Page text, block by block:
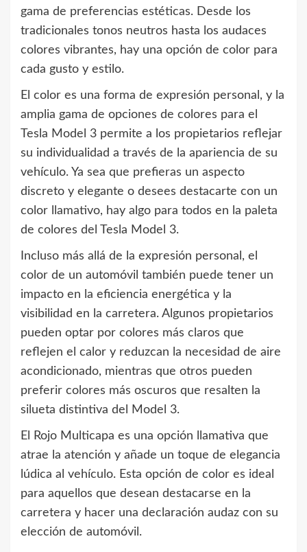
gama de preferencias estéticas. Desde los
tradicionales tonos neutros hasta los audaces
colores vibrantes, hay una opción de color para
cada gusto y estilo.
El color es una forma de expresión personal, y la
amplia gama de opciones de colores para el
Tesla Model 3 permite a los propietarios reflejar
su individualidad a través de la apariencia de su
vehículo. Ya sea que prefieras un aspecto
discreto y elegante o desees destacarte con un
color llamativo, hay algo para todos en la paleta
de colores del Tesla Model 3.
Incluso más allá de la expresión personal, el
color de un automóvil también puede tener un
impacto en la eficiencia energética y la
visibilidad en la carretera. Algunos propietarios
pueden optar por colores más claros que
reflejen el calor y reduzcan la necesidad de aire
acondicionado, mientras que otros pueden
preferir colores más oscuros que resalten la
silueta distintiva del Model 3.
El Rojo Multicapa es una opción llamativa que
atrae la atención y añade un toque de elegancia
lúdica al vehículo. Esta opción de color es ideal
para aquellos que desean destacarse en la
carretera y hacer una declaración audaz con su
elección de automóvil.